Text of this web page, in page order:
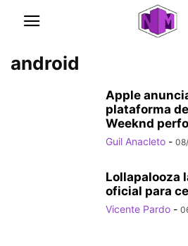
android
Apple
plataforma
Weeknd
Guil Anacleto -
Lollapalooza
oficial para
Vicente Pardo -